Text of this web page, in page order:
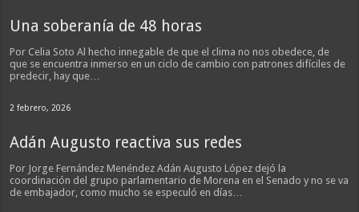
Una soberanía de 48 horas
Por Celia Soto Al hecho innegable de que el clima no nos obedece, de
que se encuentra inmerso en un ciclo de cambio con patrones difíciles de
predecir, hay que…
2 febrero, 2026
Adán Augusto reactiva sus redes
Por Jorge Fernández Menéndez Adán Augusto López dejó la
coordinación del grupo parlamentario de Morena en el Senado y no se va
de embajador, como mucho se especuló en días…